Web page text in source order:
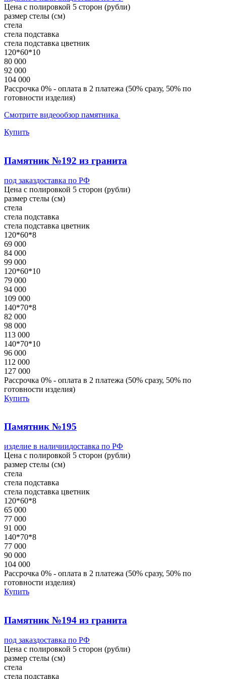
Цена с полировкой 5 сторон (рубли)
размер стелы (см)
стела
стела подставка
стела подставка цветник
120*60*10
80 000
92 000
104 000
Рассрочка 0% - оплата в 2 платежа (50% сразу, 50% по
готовности изделия)
Смотрите видеообзор памятника
Купить
Памятник №192 из гранита
под заказдоставка по РФ
Цена с полировкой 5 сторон (рубли)
размер стелы (см)
стела
стела подставка
стела подставка цветник
120*60*8
69 000
84 000
99 000
120*60*10
79 000
94 000
109 000
140*70*8
82 000
98 000
113 000
140*70*10
96 000
112 000
127 000
Рассрочка 0% - оплата в 2 платежа (50% сразу, 50% по
готовности изделия)
Купить
Памятник №195
изделие в наличиидоставка по РФ
Цена с полировкой 5 сторон (рубли)
размер стелы (см)
стела
стела подставка
стела подставка цветник
120*60*8
65 000
77 000
91 000
140*70*8
77 000
90 000
104 000
Рассрочка 0% - оплата в 2 платежа (50% сразу, 50% по
готовности изделия)
Купить
Памятник №194 из гранита
под заказдоставка по РФ
Цена с полировкой 5 сторон (рубли)
размер стелы (см)
стела
стела подставка